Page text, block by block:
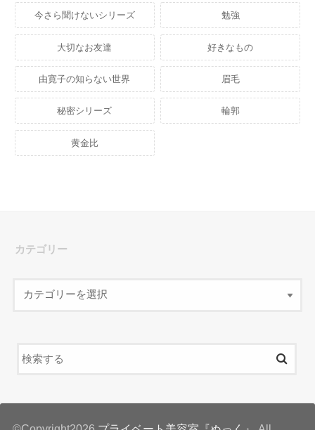
今さら聞けないシリーズ 勉強
大切なお友達 好きなもの
由寛子の知らない世界 眉毛
秘密シリーズ 輪郭
黄金比
カテゴリー